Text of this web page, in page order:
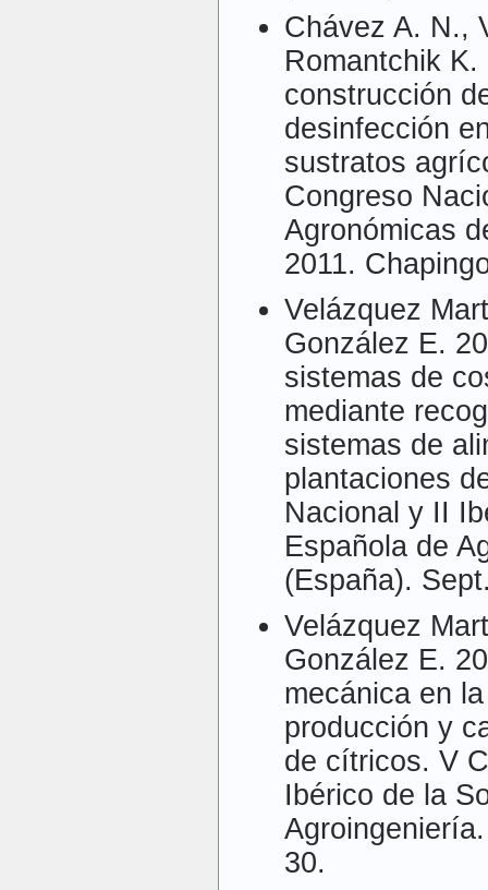
Chávez A. N.,
Romantchik
construcción
desinfección
sustratos
Congreso
Agronómicas
2011.
Velázquez
González E.
sistemas de
mediante
sistemas de
plantaciones
Nacional y II
Española de
(España).
Velázquez
González E.
mecánica en
producción y
de cítricos. V
Ibérico de la
30.